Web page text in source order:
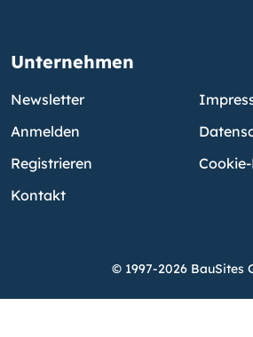
Unternehmen
Newsletter
Anmelden
Registrieren
Kontakt
© 1997-2026 BauSites